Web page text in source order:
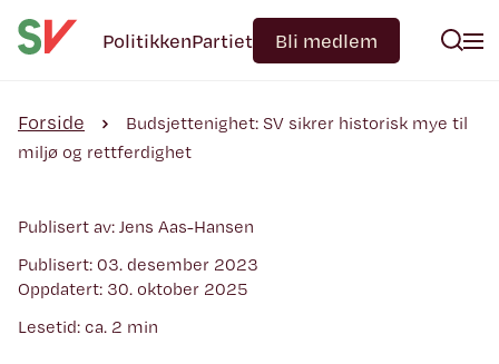
PolitikkenPartiet Bli medlem
Forside
Budsjettenighet: SV sikrer historisk mye til
miljø og rettferdighet
Publisert av: Jens Aas-Hansen
Publisert: 03. desember 2023
Oppdatert: 30. oktober 2025
Lesetid: ca. 2 min